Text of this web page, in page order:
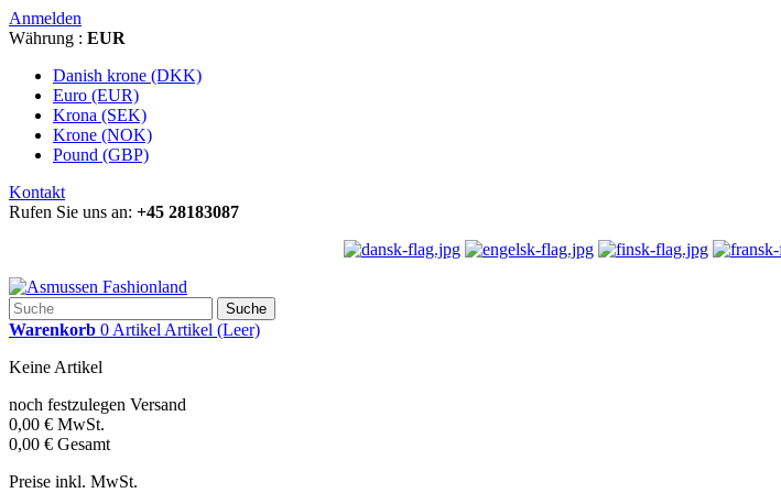
Anmelden
Währung : EUR
Danish krone (DKK)
Euro (EUR)
Krona (SEK)
Krone (NOK)
Pound (GBP)
Kontakt
Rufen Sie uns an: +45 28183087
Suche
Warenkorb 0 Artikel Artikel (Leer)
Keine Artikel
noch festzulegen Versand
0,00 € MwSt.
0,00 € Gesamt
Preise inkl. MwSt.